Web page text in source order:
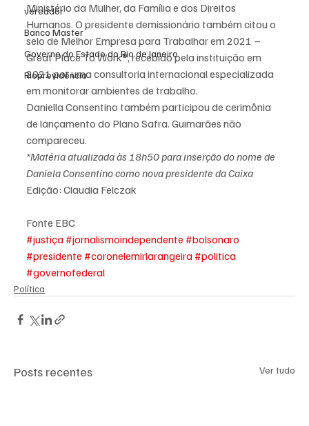
vereador
Banco Master
Governo do Estado do Rio de Janeiro
Rioprevidência
Ministério da Mulher, da Família e dos Direitos
Humanos. O presidente demissionário também citou o
selo de Melhor Empresa para Trabalhar em 2021 –
Great Place To Work®, recebido pela instituição em
2021 por uma consultoria internacional especializada
em monitorar ambientes de trabalho.
Daniella Consentino também participou de cerimônia
de lançamento do Plano Safra. Guimarães não
compareceu.
*Matéria atualizada às 18h50 para inserção do nome de
Daniela Consentino como nova presidente da Caixa
Edição: Claudia Felczak
Fonte EBC
#justiça #jornalismoindependente #bolsonaro
#presidente #coronelemirlarangeira #politica
#governofederal
Política
Posts recentes Ver tudo